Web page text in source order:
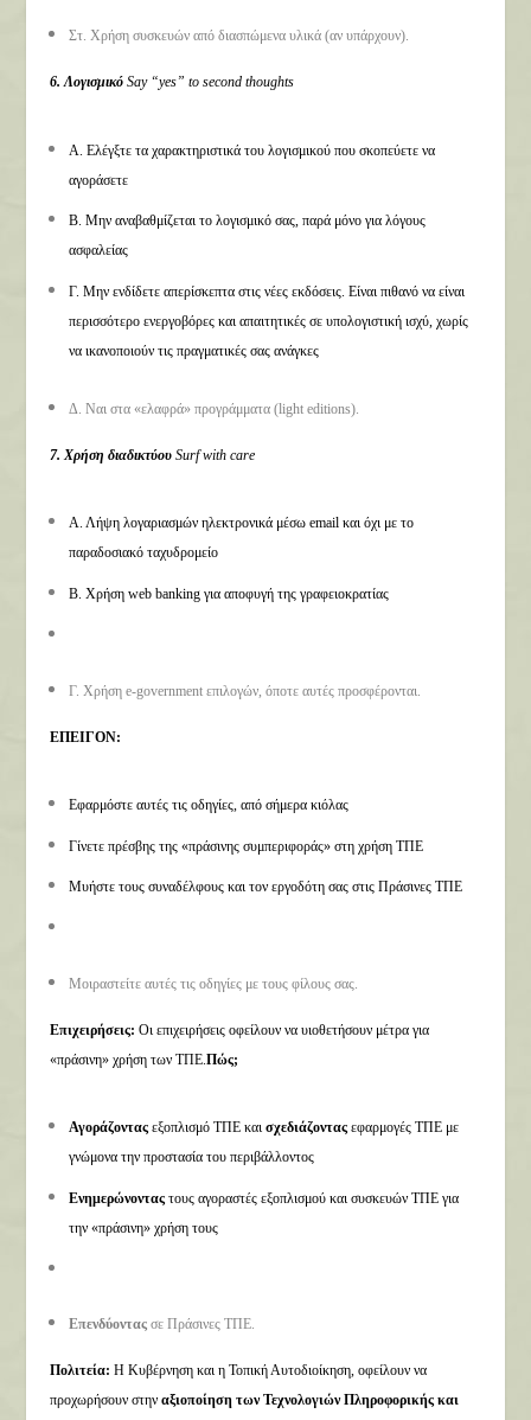
Στ. Χρήση συσκευών από διασπώμενα υλικά (αν υπάρχουν).
6. Λογισμικό Say “yes” to second thoughts
Α. Ελέγξτε τα χαρακτηριστικά του λογισμικού που σκοπεύετε να
αγοράσετε
Β. Μην αναβαθμίζεται το λογισμικό σας, παρά μόνο για λόγους
ασφαλείας
Γ. Μην ενδίδετε απερίσκεπτα στις νέες εκδόσεις. Είναι πιθανό να είναι
περισσότερο ενεργοβόρες και απαιτητικές σε υπολογιστική ισχύ, χωρίς
να ικανοποιούν τις πραγματικές σας ανάγκες
Δ. Ναι στα «ελαφρά» προγράμματα (light editions).
7. Χρήση διαδικτύου Surf with care
Α. Λήψη λογαριασμών ηλεκτρονικά μέσω email και όχι με το
παραδοσιακό ταχυδρομείο
Β. Χρήση web banking για αποφυγή της γραφειοκρατίας
Γ. Χρήση e-government επιλογών, όποτε αυτές προσφέρονται.
ΕΠΕΙΓΟΝ:
Εφαρμόστε αυτές τις οδηγίες, από σήμερα κιόλας
Γίνετε πρέσβης της «πράσινης συμπεριφοράς» στη χρήση ΤΠΕ
Μυήστε τους συναδέλφους και τον εργοδότη σας στις Πράσινες ΤΠΕ
Μοιραστείτε αυτές τις οδηγίες με τους φίλους σας.
Επιχειρήσεις:Οι επιχειρήσεις οφείλουν να υιοθετήσουν μέτρα για
«πράσινη» χρήση των ΤΠΕ.Πώς;
Αγοράζοντας εξοπλισμό ΤΠΕ καισχεδιάζοντας εφαρμογές ΤΠΕ με
γνώμονα την προστασία του περιβάλλοντος
Ενημερώνοντας τους αγοραστές εξοπλισμού και συσκευών ΤΠΕ για
την «πράσινη» χρήση τους
Επενδύοντας σε Πράσινες ΤΠΕ.
Πολιτεία:Η Κυβέρνηση και η Τοπική Αυτοδιοίκηση, οφείλουν να
προχωρήσουν στηναξιοποίηση των Τεχνολογιών Πληροφορικής και